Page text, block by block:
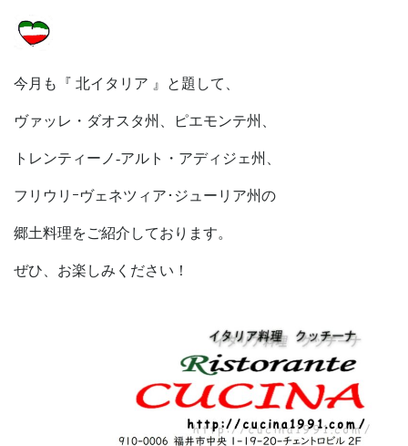
今月も『 北イタリア 』と題して、
ヴァッレ・ダオスタ州、ピエモンテ州、
トレンティーノ‐アルト・アディジェ州、
フリウリｰヴェネツィア･ジューリア州の
郷土料理をご紹介しております。
ぜひ、お楽しみください！